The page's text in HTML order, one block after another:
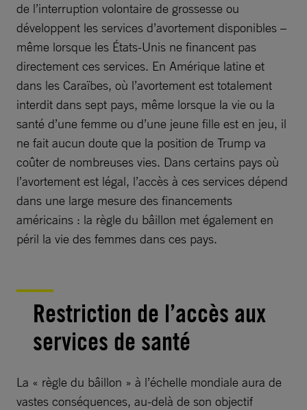
de l’interruption volontaire de grossesse ou
développent les services d’avortement disponibles –
même lorsque les États-Unis ne financent pas
directement ces services. En Amérique latine et
dans les Caraïbes, où l’avortement est totalement
interdit dans sept pays, même lorsque la vie ou la
santé d’une femme ou d’une jeune fille est en jeu, il
ne fait aucun doute que la position de Trump va
coûter de nombreuses vies. Dans certains pays où
l’avortement est légal, l’accès à ces services dépend
dans une large mesure des financements
américains : la règle du bâillon met également en
péril la vie des femmes dans ces pays.
Restriction de l’accès aux
services de santé
La « règle du bâillon » à l’échelle mondiale aura de
vastes conséquences, au-delà de son objectif